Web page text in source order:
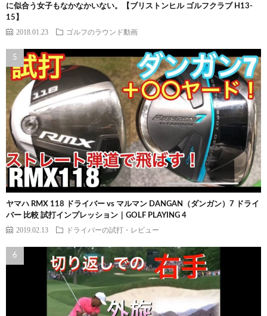
に似合う女子もなかなかいない。【ブリストンヒル ゴルフクラブ H13-
15】
2018.01.23 ゴルフのラウンド動画
ヤマハ RMX 118 ドライバー vs マルマン DANGAN（ダンガン）7 ドライ
バー 比較 試打インプレッション｜GOLF PLAYING 4
2019.02.13 ドライバーの試打・レビュー